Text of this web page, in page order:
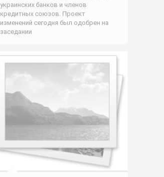
украинских банков и членов
кредитных союзов. Проект
изменений сегодня был одобрен на
заседании